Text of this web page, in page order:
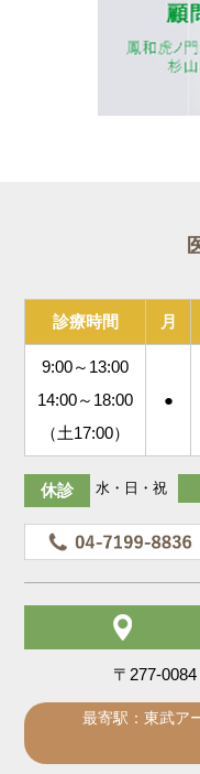
診療時間 月
9:00～13:00
14:00～18:00
（土17:00）
●
休診 水・日・祝
〒277-
最寄駅：東武ア